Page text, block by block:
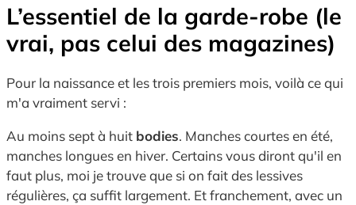
L’essentiel de la garde-robe (le
vrai, pas celui des magazines)
Pour la naissance et les trois premiers mois, voilà ce qui
m'a vraiment servi :
Au moins sept à huit bodies. Manches courtes en été,
manches longues en hiver. Certains vous diront qu'il en
faut plus, moi je trouve que si on fait des lessives
régulières, ça suffit largement. Et franchement, avec un